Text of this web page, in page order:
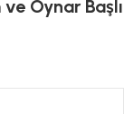
Oynar Başlı